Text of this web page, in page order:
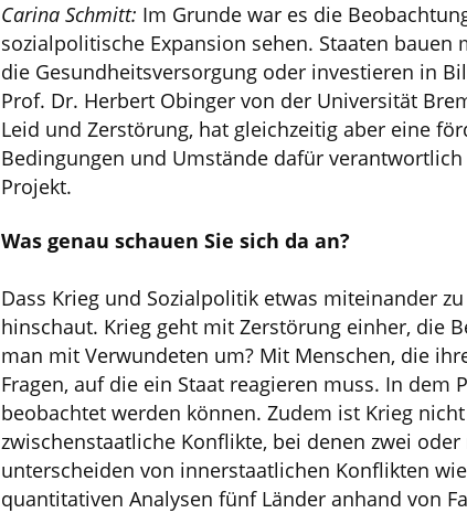
Carina Schmitt: Im Grunde war es die
sozialpolitische Expansion sehen. Staaten
die Gesundheitsversorgung oder investieren in
Prof. Dr. Herbert Obinger von der Universität
Leid und Zerstörung, hat gleichzeitig aber eine
Bedingungen und Umstände dafür
Projekt.
Was genau schauen Sie sich da an?
Dass Krieg und Sozialpolitik etwas miteinander
hinschaut. Krieg geht mit Zerstörung einher, die
man mit Verwundeten um? Mit Menschen, die
Fragen, auf die ein Staat reagieren muss. In
beobachtet werden können. Zudem ist Krieg
zwischenstaatliche Konflikte, bei denen zwei
unterscheiden von innerstaatlichen Konflikten
quantitativen Analysen fünf Länder anhand von